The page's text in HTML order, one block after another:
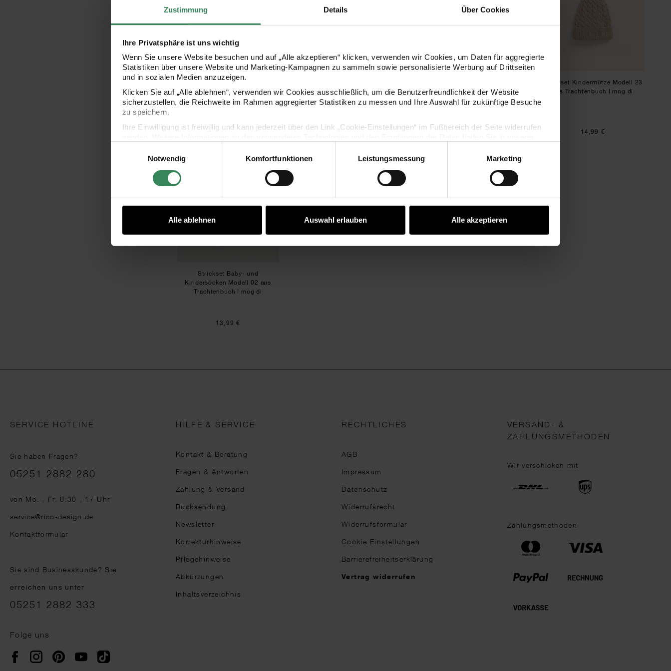
Zustimmung Details Über Cookies
Ihre Privatsphäre ist uns wichtig
Wenn Sie unsere Website besuchen und auf „Alle akzeptieren“ klicken, verwenden wir Cookies, um Daten für aggregierte
Statistiken über unsere Website und Marketing-Kampagnen zu sammeln sowie personalisierte Werbung auf Drittseiten
und in sozialen Medien anzuzeigen.
Klicken Sie auf „Alle ablehnen“, verwenden wir Cookies ausschließlich, um die Benutzerfreundlichkeit der Website
sicherzustellen, die Reichweite im Rahmen aggregierter Statistiken zu messen und Ihre Auswahl für zukünftige Besuche
zu speichern.
Ihre Einwilligung ist freiwillig und kann jederzeit über den Link „Cookie-Einstellungen“ im Fußbereich der Seite widerrufen
Impressum
Datenschutz Vertrag widerrufen
Notwendig
Komfortfunktionen Leistungsmessung Marketing
Alle ablehnen Auswahl erlauben Alle akzeptieren
Strickset Mütze Modell 04 aus
Rico Kids 13
11,99 €
Rico Kids 13
11,99 €
aus Rico Kids 13
9,99 €
Strickset Kindermütze Modell 23
aus Trachtenbuch I mog di
14,99 €
Strickset Baby- und Kindersocken Modell 02 aus Trachtenbuch I mog di
Strickset Baby- und
Kindersocken Modell 02 aus
Trachtenbuch I mog di
13,99 €
SERVICE HOTLINE
Sie haben Fragen?
Telefonnummer
05251 2882 280
von Mo. - Fr. 8:30 - 17 Uhr
service@rico-design.de
Kontaktformular
Sie sind Businesskunde?Sie
erreichen uns unter
05251 2882 333
Folge uns
FacebookInstagramPinterestYouTubeTikTok
HILFE & SERVICE
Kontakt & Beratung
Fragen & Antworten
Zahlung & Versand
Rücksendung
Newsletter
Korrekturhinweise
Pflegehinweise
Abkürzungen
Inhaltsverzeichnis
RECHTLICHES
AGB
Impressum
Datenschutz
Widerrufsrecht
Widerrufsformular
Cookie Einstellungen
Barrierefreiheitserklärung
Vertrag widerrufen
VERSAND- &
ZAHLUNGSMETHODEN
Wir verschicken mit
Zahlungsmethoden